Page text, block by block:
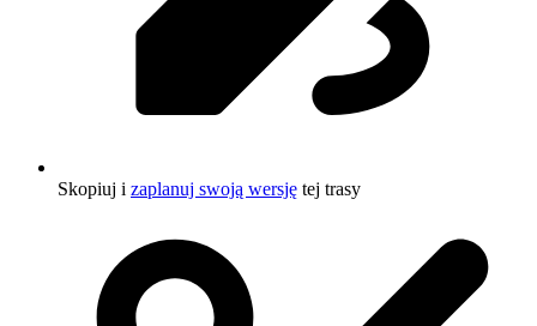
Skopiuj i zaplanuj swoją wersję tej trasy